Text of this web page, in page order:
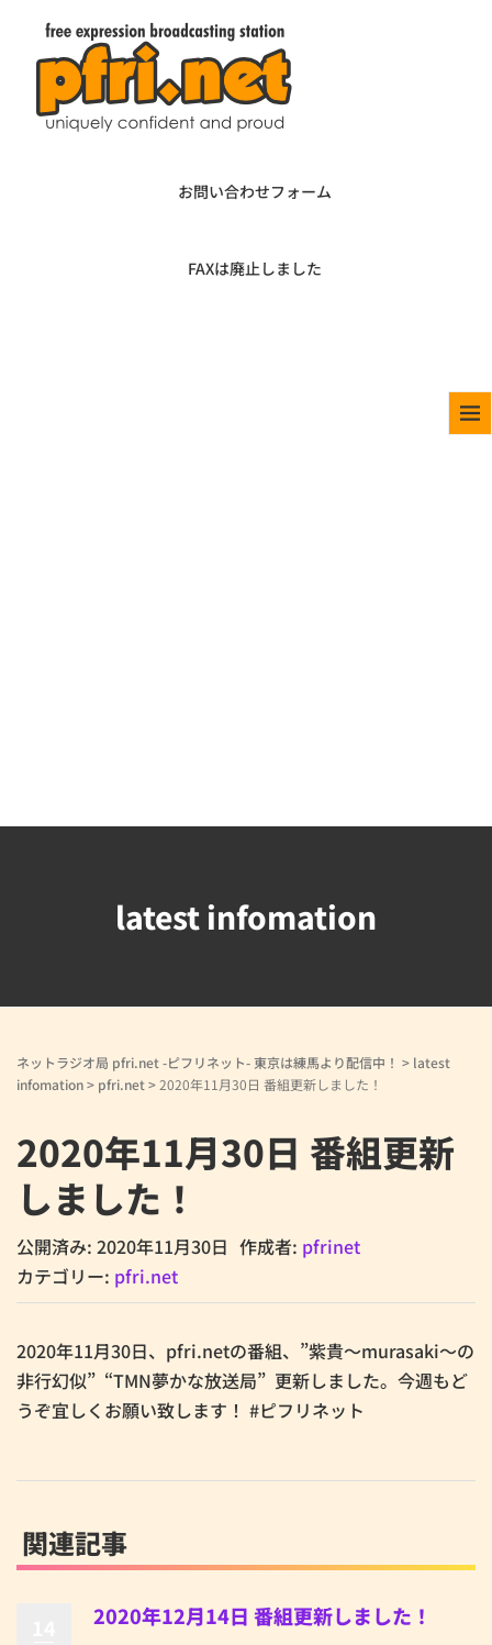
お問い合わせフォーム
FAXは廃止しました
latest infomation
ネットラジオ局 pfri.net -ピフリネット- 東京は練馬より配信中！ > latest
infomation> pfri.net>2020年11月30日 番組更新しました！
2020年11月30日 番組更新
しました！
公開済み: 2020年11月30日 作成者: pfrinet
カテゴリー: pfri.net
2020年11月30日、pfri.netの番組、”紫貴～murasaki～の
非行幻似” “TMN夢かな放送局” 更新しました。今週もど
うぞ宜しくお願い致します！ #ピフリネット
関連記事
2020年12月14日 番組更新しました！